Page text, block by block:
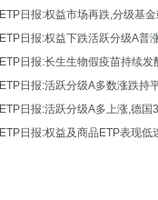
ETP日报:权益市场再跌,分级基
ETP日报:长生生物假疫苗持续发
ETP日报:活跃分级A多数涨跌持
ETP日报:活跃分级A多上涨,德国